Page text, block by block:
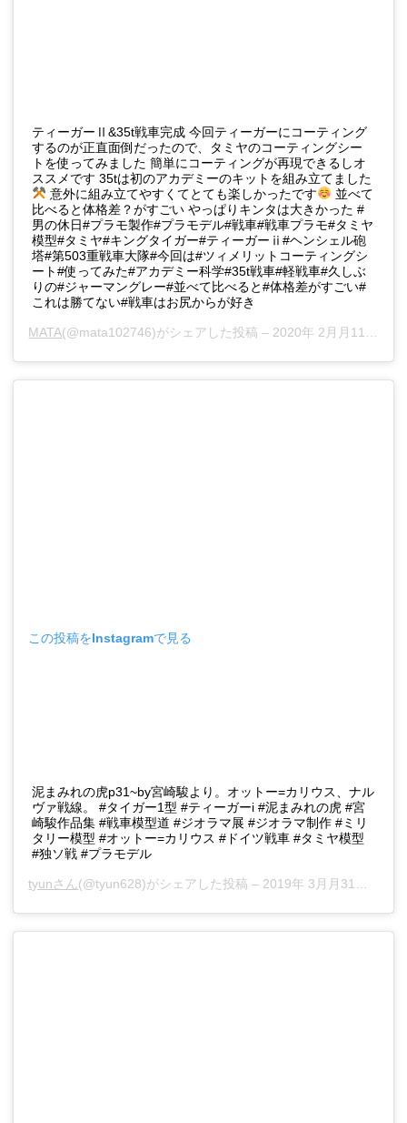
ティーガーⅡ&35t戦車完成 今回ティーガーにコーティング
するのが正直面倒だったので、タミヤのコーティングシー
トを使ってみました 簡単にコーティングが再現できるしオ
ススメです 35tは初のアカデミーのキットを組み立てました
意外に組み立てやすくてとても楽しかったです
並べて
比べると体格差？がすごい やっぱりキンタは大きかった #
男の休日#プラモ製作#プラモデル#戦車#戦車プラモ#タミヤ
模型#タミヤ#キングタイガー#ティーガーⅱ#ヘンシェル砲
塔#第503重戦車大隊#今回は#ツィメリットコーティングシ
ート#使ってみた#アカデミー科学#35t戦車#軽戦車#久しぶ
りの#ジャーマングレー#並べて比べると#体格差がすごい#
これは勝てない#戦車はお尻からが好き
MATA(@mata102746)がシェアした投稿 – 2020年 2月月11日午後11時37分PST
この投稿をInstagramで見る
泥まみれの虎p31~by宮崎駿より。オットー=カリウス、ナル
ヴァ戦線。 #タイガー1型 #ティーガーi #泥まみれの虎 #宮
崎駿作品集 #戦車模型道 #ジオラマ展 #ジオラマ制作 #ミリ
タリー模型 #オットー=カリウス #ドイツ戦車 #タミヤ模型
#独ソ戦 #プラモデル
tyunさん(@tyun628)がシェアした投稿 – 2019年 3月月31日午前7時57分PDT